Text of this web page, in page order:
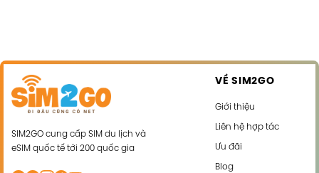
SIM2GO cung cấp SIM du lịch và
eSIM quốc tế tới 200 quốc gia
VỀ SIM2GO
Giới thiệu
Liên hệ hợp tác
Ưu đãi
Blog